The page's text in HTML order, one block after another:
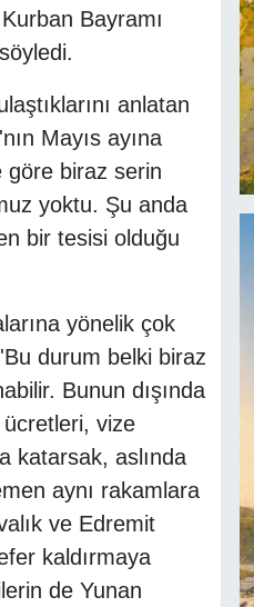
Bayramı
anlatan
Mayıs ayına
göre biraz serin
yoktu. Şu anda
bir tesisi olduğu
yönelik çok
durum belki biraz
Bunun dışında
ücretleri, vize
katarsak, aslında
aynı rakamlara
ve Edremit
kaldırmaya
de Yunan